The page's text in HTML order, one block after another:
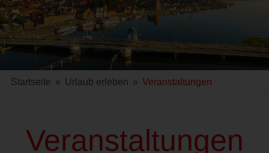
Startseite » Urlaub erleben » Veranstaltungen
Veranstaltungen